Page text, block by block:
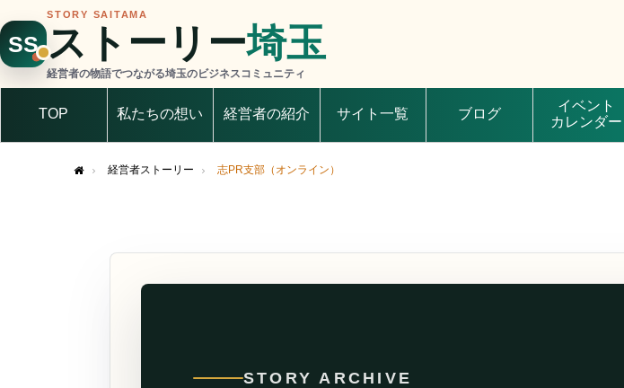
SS
STORY SAITAMA
ストーリー埼玉
経営者の物語でつながる埼玉のビジネスコミュニティ
TOP 私たちの想い 経営者の紹介 サイト一覧 ブログ
イベント
カレンダー
経営者ストーリー 志PR支部（オンライン）
STORY ARCHIVE